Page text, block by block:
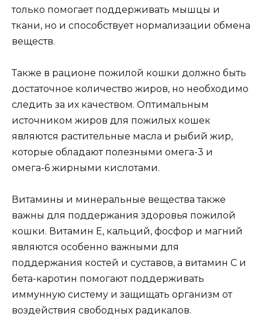
только помогает поддерживать мышцы и
ткани, но и способствует нормализации обмена
веществ.
Также в рационе пожилой кошки должно быть
достаточное количество жиров, но необходимо
следить за их качеством. Оптимальным
источником жиров для пожилых кошек
являются растительные масла и рыбий жир,
которые обладают полезными омега-3 и
омега-6 жирными кислотами.
Витамины и минеральные вещества также
важны для поддержания здоровья пожилой
кошки. Витамин Е, кальций, фосфор и магний
являются особенно важными для
поддержания костей и суставов, а витамин С и
бета-каротин помогают поддерживать
иммунную систему и защищать организм от
воздействия свободных радикалов.